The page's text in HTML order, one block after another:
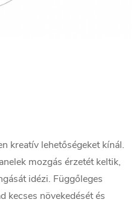
kreatív lehetőségeket kínál.
mozgás érzetét keltik,
idézi. Függőleges
kecses növekedését és